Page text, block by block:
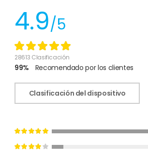
4.9/5
28613 Clasificación
99% Recomendado por los clientes
Clasificación del dispositivo